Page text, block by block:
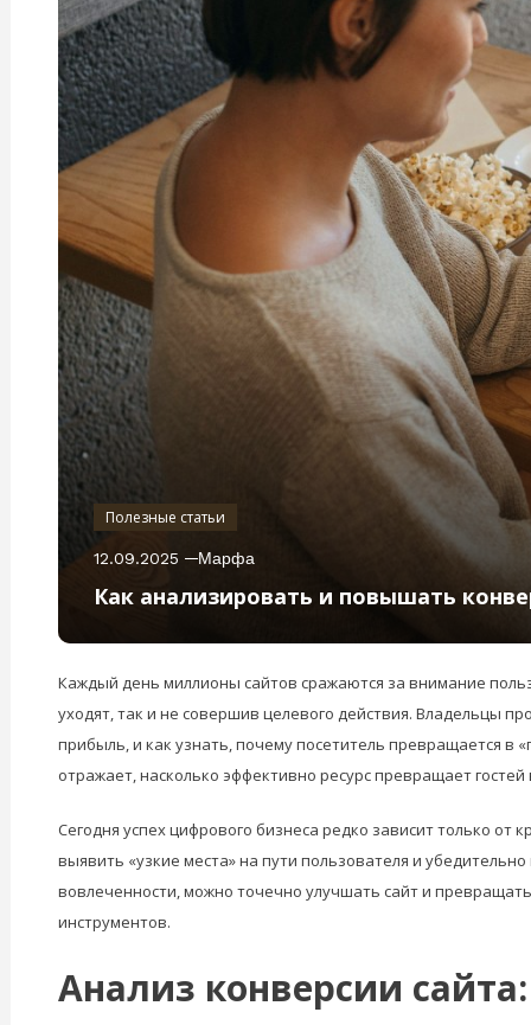
Полезные статьи
12.09.2025 Марфа
Как анализировать и повышать
Каждый день миллионы сайтов сражаются за внимание
уходят, так и не совершив целевого действия. Владельцы
прибыль, и как узнать, почему посетитель превращается
отражает, насколько эффективно ресурс превращает гостей
Сегодня успех цифрового бизнеса редко зависит только
выявить «узкие места» на пути пользователя и
вовлеченности, можно точечно улучшать сайт и
инструментов.
Анализ конверсии